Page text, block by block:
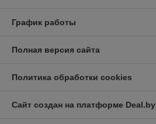
График работы
Полная версия сайта
Политика обработки cookies
Сайт создан на платформе Deal.by